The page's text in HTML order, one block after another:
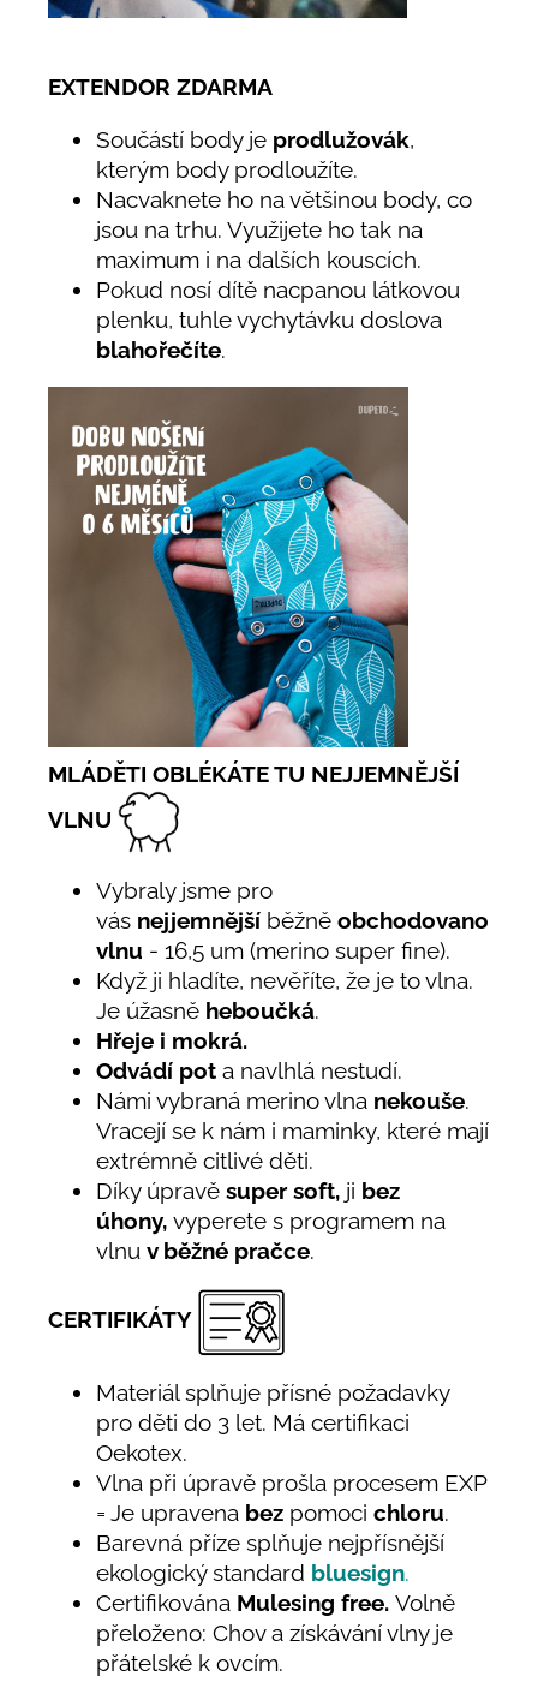
EXTENDOR ZDARMA
Součástí body je prodlužovák,
kterým body prodloužíte.
Nacvaknete ho na většinou body, co
jsou na trhu. Využijete ho tak na
maximum i na dalších kouscích.
Pokud nosí dítě nacpanou látkovou
plenku, tuhle vychytávku doslova
blahořečíte.
MLÁDĚTI OBLÉKÁTE TU NEJJEMNĚJŠÍ
VLNU
Vybraly jsme pro
vás nejjemnější běžně obchodovanou
vlnu - 16,5 um (merino super fine).
Když ji hladíte, nevěříte, že je to vlna.
Je úžasně heboučká.
Hřeje i mokrá.
Odvádí pot a navlhlá nestudí.
Námi vybraná merino vlna nekouše.
Vracejí se k nám i maminky, které mají
extrémně citlivé děti.
Díky úpravě super soft, ji bez
úhony, vyperete s programem na
vlnu v běžné pračce.
CERTIFIKÁTY
Materiál splňuje přísné požadavky
pro děti do 3 let. Má certifikaci
Oekotex.
Vlna při úpravě prošla procesem EXP
= Je upravena bez pomoci chloru.
Barevná příze splňuje nejpřísnější
ekologický standard bluesign.
Certifikována Mulesing free. Volně
přeloženo: Chov a získávání vlny je
přátelské k ovcím.